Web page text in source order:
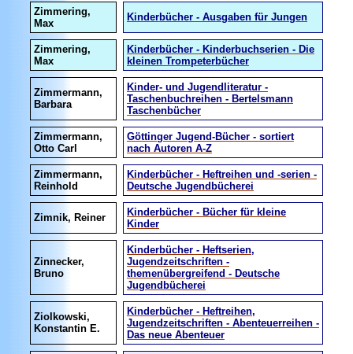
Zimmering,
Max
Kinderbücher - Ausgaben für Jungen
Zimmering,
Max
Kinderbücher - Kinderbuchserien - Die
kleinen Trompeterbücher
Zimmermann,
Barbara
Kinder- und Jugendliteratur -
Taschenbuchreihen - Bertelsmann
Taschenbücher
Zimmermann,
Otto Carl
Göttinger Jugend-Bücher - sortiert
nach Autoren A-Z
Zimmermann,
Reinhold
Kinderbücher - Heftreihen und -serien -
Deutsche Jugendbücherei
Zimnik, Reiner
Kinderbücher - Bücher für kleine
Kinder
Zinnecker,
Bruno
Kinderbücher - Heftserien,
Jugendzeitschriften -
themenübergreifend - Deutsche
Jugendbücherei
Ziolkowski,
Konstantin E.
Kinderbücher - Heftreihen,
Jugendzeitschriften - Abenteuerreihen -
Das neue Abenteuer